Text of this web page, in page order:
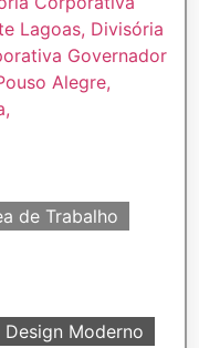
de Trabalho
Design Moderno